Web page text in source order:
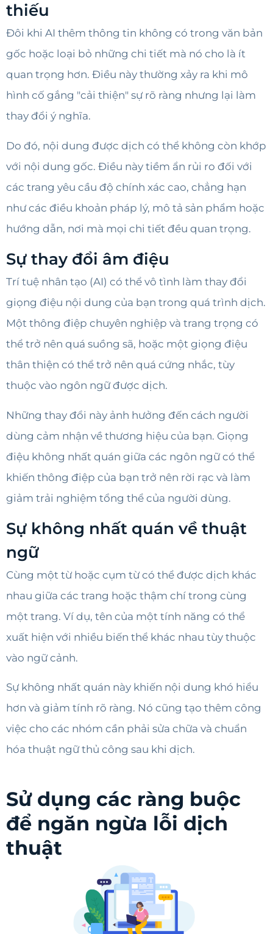
thiếu
Đôi khi AI thêm thông tin không có trong văn bản
gốc hoặc loại bỏ những chi tiết mà nó cho là ít
quan trọng hơn. Điều này thường xảy ra khi mô
hình cố gắng "cải thiện" sự rõ ràng nhưng lại làm
thay đổi ý nghĩa.
Do đó, nội dung được dịch có thể không còn khớp
với nội dung gốc. Điều này tiềm ẩn rủi ro đối với
các trang yêu cầu độ chính xác cao, chẳng hạn
như các điều khoản pháp lý, mô tả sản phẩm hoặc
hướng dẫn, nơi mà mọi chi tiết đều quan trọng.
Sự thay đổi âm điệu
Trí tuệ nhân tạo (AI) có thể vô tình làm thay đổi
giọng điệu nội dung của bạn trong quá trình dịch.
Một thông điệp chuyên nghiệp và trang trọng có
thể trở nên quá suồng sã, hoặc một giọng điệu
thân thiện có thể trở nên quá cứng nhắc, tùy
thuộc vào ngôn ngữ được dịch.
Những thay đổi này ảnh hưởng đến cách người
dùng cảm nhận về thương hiệu của bạn. Giọng
điệu không nhất quán giữa các ngôn ngữ có thể
khiến thông điệp của bạn trở nên rời rạc và làm
giảm trải nghiệm tổng thể của người dùng.
Sự không nhất quán về thuật
ngữ
Cùng một từ hoặc cụm từ có thể được dịch khác
nhau giữa các trang hoặc thậm chí trong cùng
một trang. Ví dụ, tên của một tính năng có thể
xuất hiện với nhiều biến thể khác nhau tùy thuộc
vào ngữ cảnh.
Sự không nhất quán này khiến nội dung khó hiểu
hơn và giảm tính rõ ràng. Nó cũng tạo thêm công
việc cho các nhóm cần phải sửa chữa và chuẩn
hóa thuật ngữ thủ công sau khi dịch.
Sử dụng các ràng buộc
để ngăn ngừa lỗi dịch
thuật